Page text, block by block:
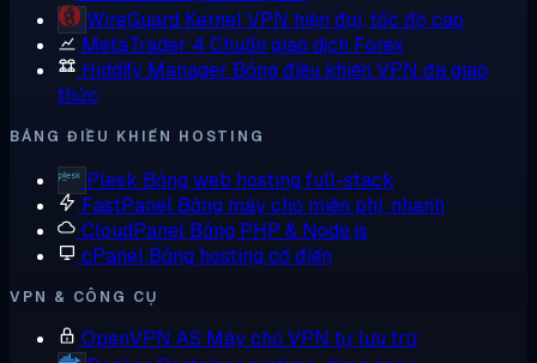
WireGuard Kernel VPN hiện đại, tốc độ cao
MetaTrader 4 Chuẩn giao dịch Forex
Hiddify Manager Bảng điều khiển VPN đa giao
thức
BẢNG ĐIỀU KHIỂN HOSTING
Plesk Bảng web hosting full-stack
FastPanel Bảng máy chủ miễn phí, nhanh
CloudPanel Bảng PHP & Node.js
cPanel Bảng hosting cổ điển
VPN & CÔNG CỤ
OpenVPN AS Máy chủ VPN tự lưu trữ